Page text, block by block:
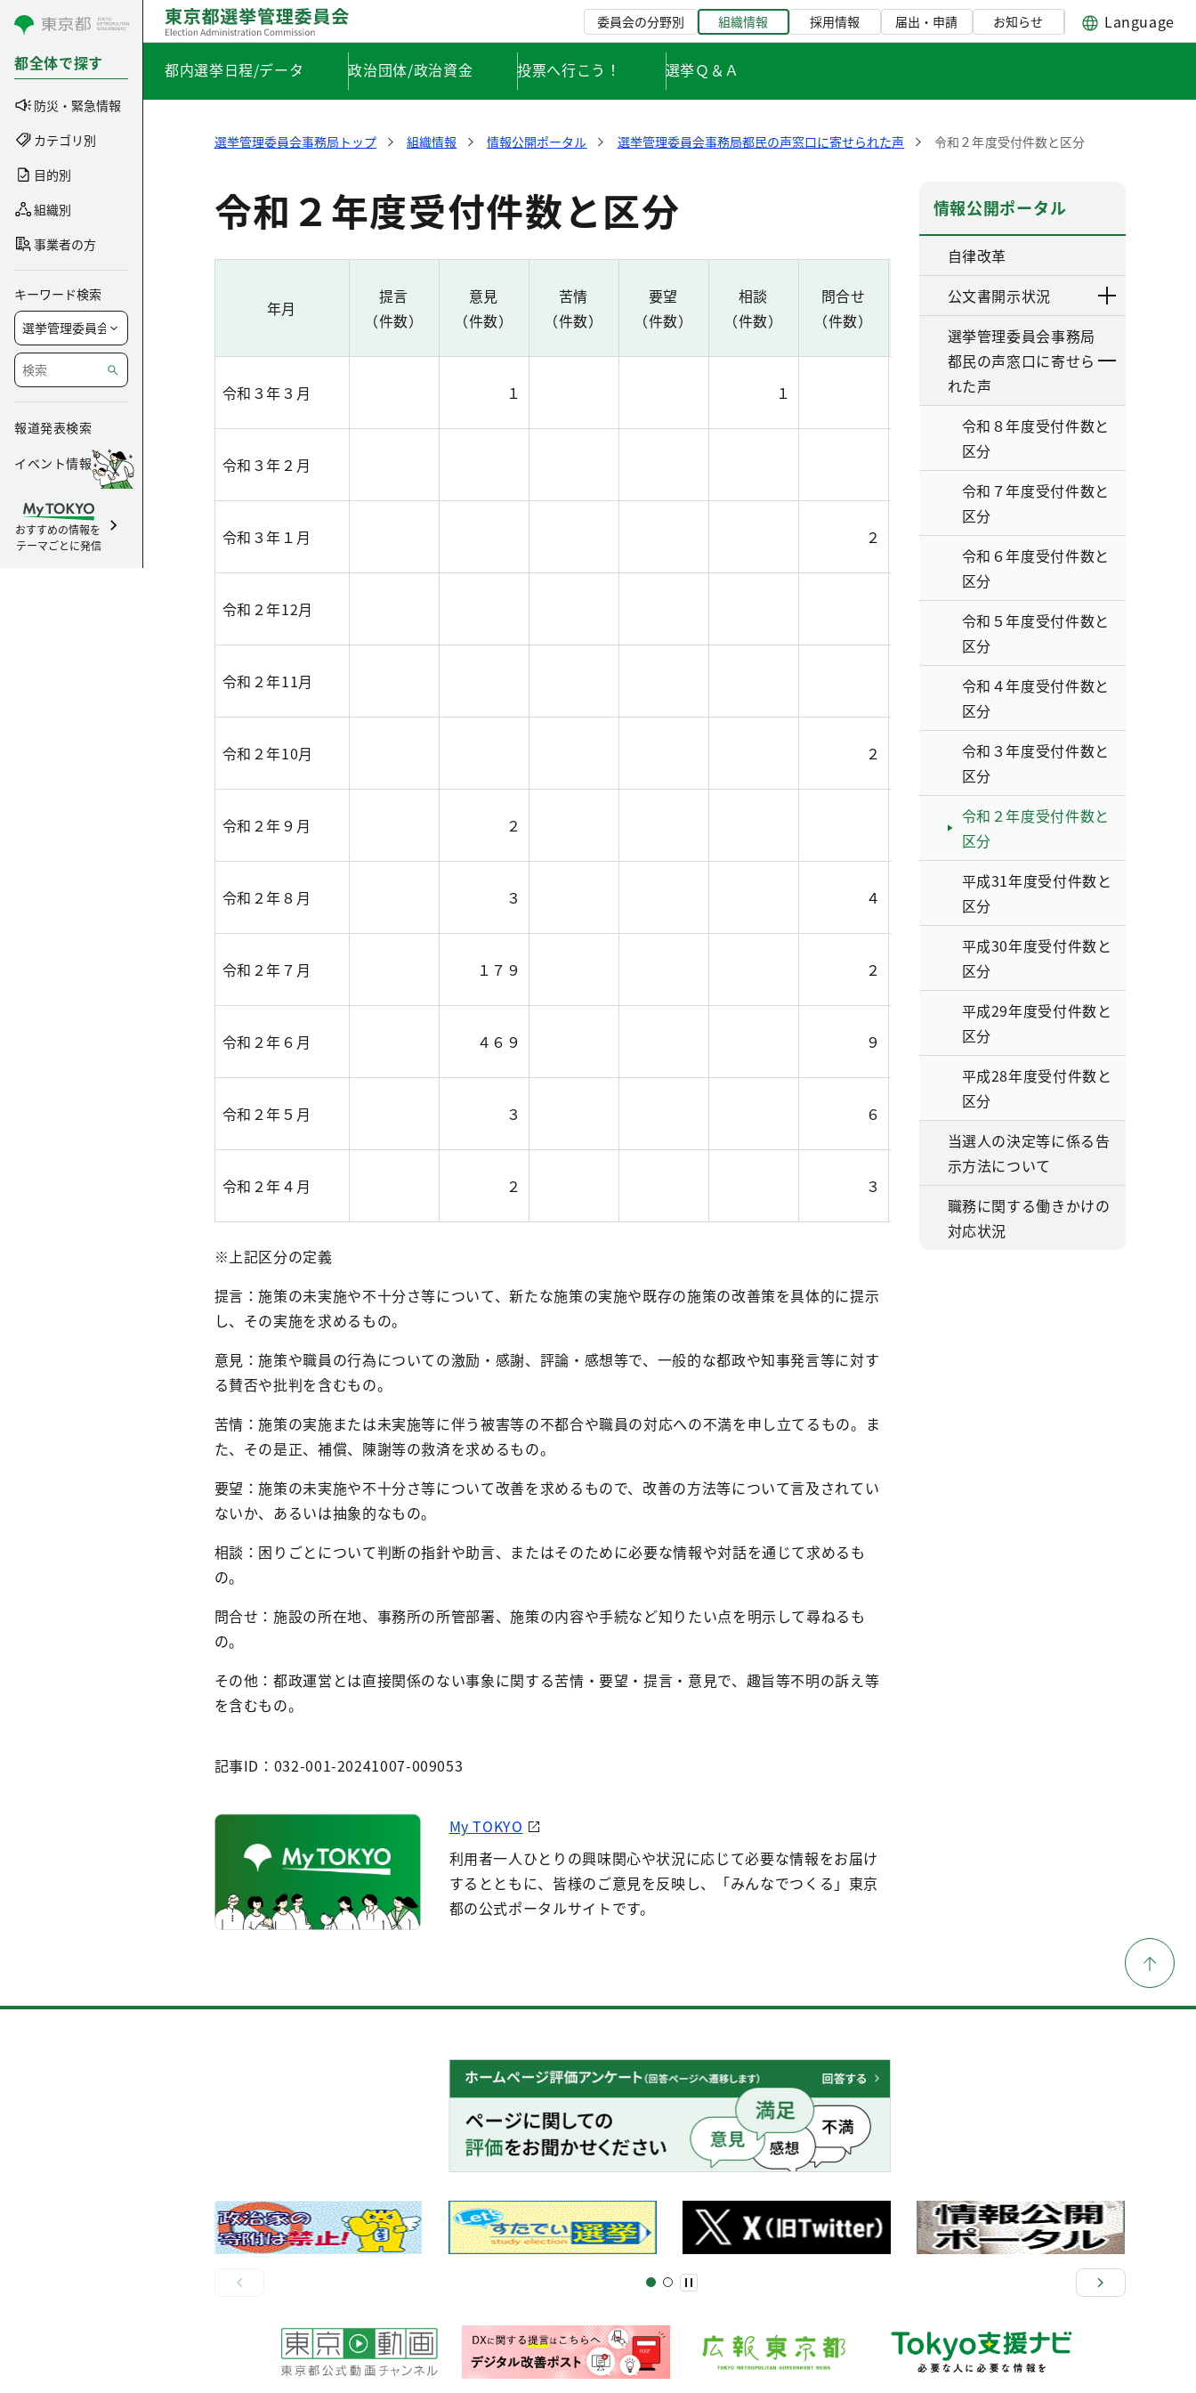
コンテンツにスキップ
都全体で探す
防災・緊急情報
カテゴリ別
目的別
組織別
事業者の方
キーワード検索
報道発表検索
イベント情報
おすすめの情報を
テーマごとに発信
委員会の分野別 組織情報 採用情報 届出・申請 お知らせ Language
都内選挙日程/データ 政治団体/政治資金 投票へ行こう！ 選挙Ｑ＆Ａ
選挙管理委員会事務局トップ 組織情報 情報公開ポータル 選挙管理委員会事務局都民の声窓口に寄せられた声 令和２年度受付件数と区分
令和２年度受付件数と区分
年月
提言
（件数）
意見
（件数）
苦情
（件数）
要望
（件数）
相談
（件数）
問合せ
（件数）
その他
（件数）
合計
（件数）
令和３年３月 １ １
令和３年２月 ０
令和３年１月 ２ ２
令和２年12月 ０
令和２年11月 ０
令和２年10月 ２ ２
令和２年９月 ２ ２
令和２年８月 ３ ４
令和２年７月 １７９ ２
令和２年６月 ４６９ ９
令和２年５月 ３ ６
令和２年４月 ２ ３ ５
※上記区分の定義
提言：施策の未実施や不十分さ等について、新たな施策の実施や既存の施策の改善策を具体的に提示
し、その実施を求めるもの。
意見：施策や職員の行為についての激励・感謝、評論・感想等で、一般的な都政や知事発言等に対す
る賛否や批判を含むもの。
苦情：施策の実施または未実施等に伴う被害等の不都合や職員の対応への不満を申し立てるもの。ま
た、その是正、補償、陳謝等の救済を求めるもの。
要望：施策の未実施や不十分さ等について改善を求めるもので、改善の方法等について言及されてい
ないか、あるいは抽象的なもの。
相談：困りごとについて判断の指針や助言、またはそのために必要な情報や対話を通じて求めるも
の。
問合せ：施設の所在地、事務所の所管部署、施策の内容や手続など知りたい点を明示して尋ねるも
の。
その他：都政運営とは直接関係のない事象に関する苦情・要望・提言・意見で、趣旨等不明の訴え等
を含むもの。
記事ID：032-001-20241007-009053
My TOKYO
利用者一人ひとりの興味関心や状況に応じて必要な情報をお届け
するとともに、皆様のご意見を反映し、「みんなでつくる」東京
都の公式ポータルサイトです。
情報公開ポータル
自律改革
公文書開示状況
選挙管理委員会事務局
都民の声窓口に寄せら
れた声
令和８年度受付件数と
区分
令和７年度受付件数と
区分
令和６年度受付件数と
区分
令和５年度受付件数と
区分
令和４年度受付件数と
区分
令和３年度受付件数と
区分
令和２年度受付件数と
区分
平成31年度受付件数と
区分
平成30年度受付件数と
区分
平成29年度受付件数と
区分
平成28年度受付件数と
区分
当選人の決定等に係る告
示方法について
職務に関する働きかけの
対応状況